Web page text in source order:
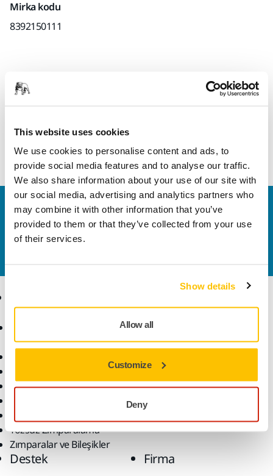
This website uses cookies
We use cookies to personalise content and ads, to
provide social media features and to analyse our traffic.
We also share information about your use of our site with
our social media, advertising and analytics partners who
may combine it with other information that you’ve
provided to them or that they’ve collected from your use
of their services.
Show details
Allow all
Customize
Deny
Mirka kodu
8392150111
Teknik detaylar
zımparalarımız ve Polarstar disk zımparalarımız ile birlikte
sulu veya kuru zımparalama için kullanılması önerilir.
Bize Ulaşın
Daha fazla bilgi edinmek ister misiniz? Lütfen bizimle
iletişime geçin
Malzemeler
Öne Çıkanlar
Tozsuz Zımparalama
Zımparalar ve Bileşikler
Sektörler
Uygulamalar
Destek Firma